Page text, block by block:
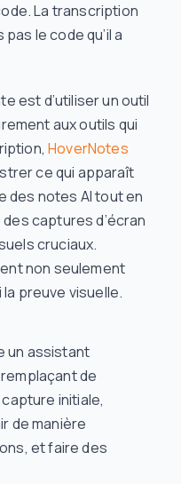
La transcription
pas le code qu’ila
est d’utiliser un outil
aux outils qui
HoverNotes
ce qui apparaît
des notes AI tout en
captures d’écran
cruciaux.
non seulement
la preuve visuelle.
un assistant
de
capture initiale,
de manière
et faire des